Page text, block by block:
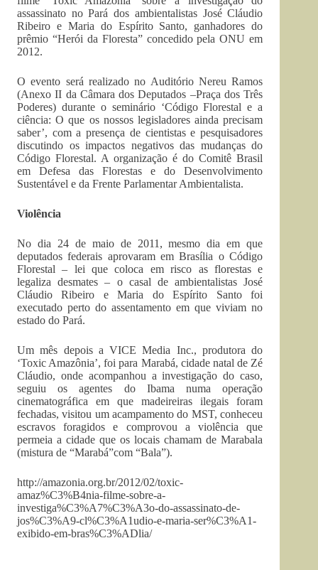
assassinato no Pará dos ambientalistas José Cláudio
Ribeiro e Maria do Espírito Santo, ganhadores do
prêmio “Herói da Floresta” concedido pela ONU em
2012.
O evento será realizado no Auditório Nereu Ramos
(Anexo II da Câmara dos Deputados –Praça dos Três
Poderes) durante o seminário ‘Código Florestal e a
ciência: O que os nossos legisladores ainda precisam
saber’, com a presença de cientistas e pesquisadores
discutindo os impactos negativos das mudanças do
Código Florestal. A organização é do Comitê Brasil
em Defesa das Florestas e do Desenvolvimento
Sustentável e da Frente Parlamentar Ambientalista.
Violência
No dia 24 de maio de 2011, mesmo dia em que
deputados federais aprovaram em Brasília o Código
Florestal – lei que coloca em risco as florestas e
legaliza desmates – o casal de ambientalistas José
Cláudio Ribeiro e Maria do Espírito Santo foi
executado perto do assentamento em que viviam no
estado do Pará.
Um mês depois a VICE Media Inc., produtora do
‘Toxic Amazônia’, foi para Marabá, cidade natal de Zé
Cláudio, onde acompanhou a investigação do caso,
seguiu os agentes do Ibama numa operação
cinematográfica em que madeireiras ilegais foram
fechadas, visitou um acampamento do MST, conheceu
escravos foragidos e comprovou a violência que
permeia a cidade que os locais chamam de Marabala
(mistura de “Marabá”com “Bala”).
http://amazonia.org.br/2012/02/toxic-
amaz%C3%B4nia-filme-sobre-a-
investiga%C3%A7%C3%A3o-do-assassinato-de-
jos%C3%A9-cl%C3%A1udio-e-maria-ser%C3%A1-
exibido-em-bras%C3%ADlia/